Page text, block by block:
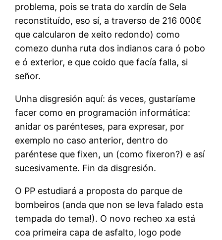
problema, pois se trata do xardín de Sela
reconstituído, eso sí, a traverso de 216 000€
que calcularon de xeito redondo) como
comezo dunha ruta dos indianos cara ó pobo
e ó exterior, e que coido que facía falla, si
señor.
Unha disgresión aquí: ás veces, gustaríame
facer como en programación informática:
anidar os parénteses, para expresar, por
exemplo no caso anterior, dentro do
paréntese que fixen, un (como fixeron?) e así
sucesivamente. Fin da disgresión.
O PP estudiará a proposta do parque de
bombeiros (anda que non se leva falado esta
tempada do tema!). O novo recheo xa está
coa primeira capa de asfalto, logo pode